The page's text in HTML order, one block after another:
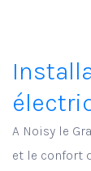
A Noisy le
et le confort